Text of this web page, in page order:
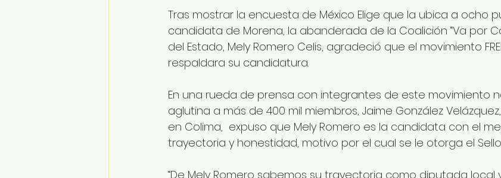
Tras mostrar la encuesta de México Elige que la ubica a ocho
candidata de Morena, la abanderada de la Coalición “Va por
del Estado, Mely Romero Celis, agradeció que el movimiento
respaldara su candidatura.
En una rueda de prensa con integrantes de este movimiento
aglutina a más de 400 mil miembros, Jaime González Velázquez,
en Colima,  expuso que Mely Romero es la candidata con el
trayectoria y honestidad, motivo por el cual se le otorga el Sello
“De Mely Romero sabemos su trayectoria como diputada local